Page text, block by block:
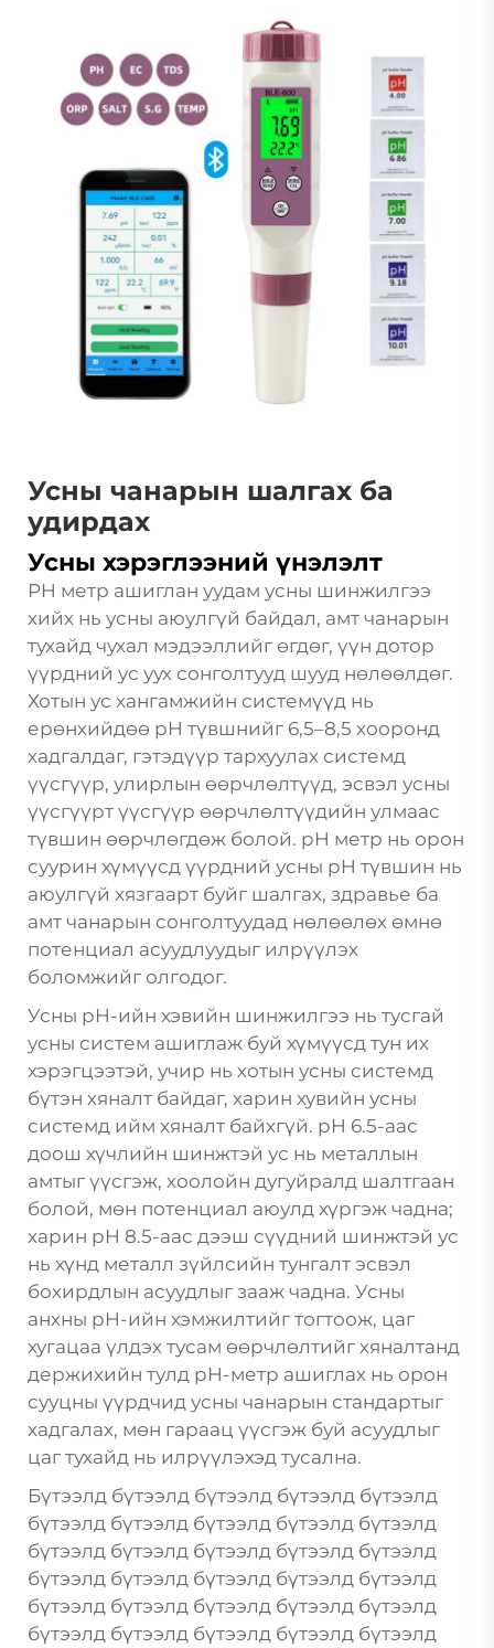
Усны чанарын шалгах ба
удирдах
Усны хэрэглээний үнэлэлт
PH метр ашиглан уудам усны шинжилгээ
хийх нь усны аюулгүй байдал, амт чанарын
тухайд чухал мэдээллийг өгдөг, үүн дотор
үүрдний ус уух сонголтууд шууд нөлөөлдөг.
Хотын ус хангамжийн системүүд нь
ерөнхийдөө pH түвшнийг 6,5–8,5 хооронд
хадгалдаг, гэтэдүүр тархуулах системд
үүсгүүр, улирлын өөрчлөлтүүд, эсвэл усны
үүсгүүрт үүсгүүр өөрчлөлтүүдийн улмаас
түвшин өөрчлөгдөж болой. pH метр нь орон
суурин хүмүүсд үүрдний усны pH түвшин нь
аюулгүй хязгаарт буйг шалгах, здравье ба
амт чанарын сонголтуудад нөлөөлөх өмнө
потенциал асуудлуудыг илрүүлэх
боломжийг олгодог.
Усны pH-ийн хэвийн шинжилгээ нь тусгай
усны систем ашиглаж буй хүмүүсд тун их
хэрэгцээтэй, учир нь хотын усны системд
бүтэн хяналт байдаг, харин хувийн усны
системд ийм хяналт байхгүй. pH 6.5-аас
доош хүчлийн шинжтэй ус нь металлын
амтыг үүсгэж, хоолойн дугуйралд шалтгаан
болой, мөн потенциал аюулд хүргэж чадна;
харин pH 8.5-аас дээш сүүдний шинжтэй ус
нь хүнд металл зүйлсийн тунгалт эсвэл
бохирдлын асуудлыг зааж чадна. Усны
анхны pH-ийн хэмжилтийг тогтоож, цаг
хугацаа үлдэх тусам өөрчлөлтийг хяналтанд
держихийн тулд pH-метр ашиглах нь орон
сууцны үүрдчид усны чанарын стандартыг
хадгалах, мөн гараац үүсгэж буй асуудлыг
цаг тухайд нь илрүүлэхэд тусална.
Бүтээлд бүтээлд бүтээлд бүтээлд бүтээлд
бүтээлд бүтээлд бүтээлд бүтээлд бүтээлд
бүтээлд бүтээлд бүтээлд бүтээлд бүтээлд
бүтээлд бүтээлд бүтээлд бүтээлд бүтээлд
бүтээлд бүтээлд бүтээлд бүтээлд бүтээлд
бүтээлд бүтээлд бүтээлд бүтээлд бүтээлд